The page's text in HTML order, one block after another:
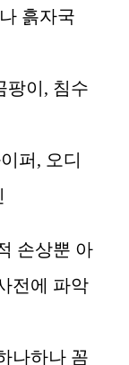
흙자국
팡이, 침수
퍼, 오디
손상뿐 아
전에 파악
나하나 꼼